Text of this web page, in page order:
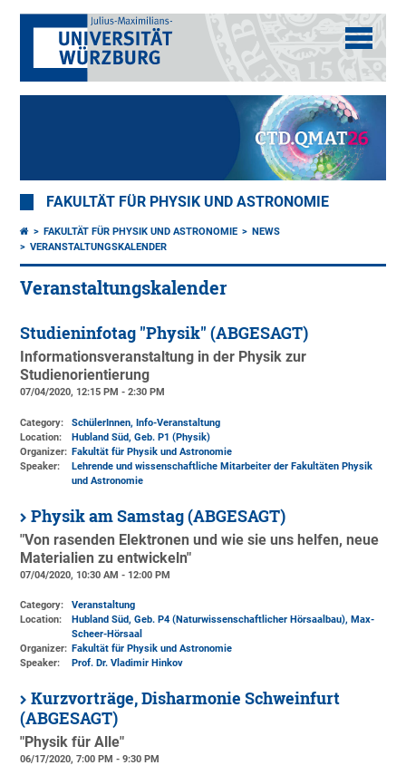
FAKULTÄT FÜR PHYSIK UND ASTRONOMIE
FAKULTÄT FÜR PHYSIK UND ASTRONOMIE
NEWS
VERANSTALTUNGSKALENDER
Veranstaltungskalender
Studieninfotag "Physik" (ABGESAGT)
Informationsveranstaltung in der Physik zur
Studienorientierung
07/04/2020, 12:15 PM - 2:30 PM
Category:
SchülerInnen, Info-Veranstaltung
Location:
Hubland Süd, Geb. P1 (Physik)
Organizer: Fakultät für Physik und Astronomie
Speaker:
Lehrende und wissenschaftliche Mitarbeiter der Fakultäten Physik
und Astronomie
Physik am Samstag (ABGESAGT)
"Von rasenden Elektronen und wie sie uns helfen, neue
Materialien zu entwickeln"
07/04/2020, 10:30 AM - 12:00 PM
Category:
Veranstaltung
Location:
Hubland Süd, Geb. P4 (Naturwissenschaftlicher Hörsaalbau), Max-
Scheer-Hörsaal
Organizer: Fakultät für Physik und Astronomie
Speaker:
Prof. Dr. Vladimir Hinkov
Kurzvorträge, Disharmonie Schweinfurt
(ABGESAGT)
"Physik für Alle"
06/17/2020, 7:00 PM - 9:30 PM